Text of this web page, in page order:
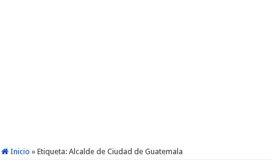
Inicio » Etiqueta:Alcalde de Ciudad de Guatemala